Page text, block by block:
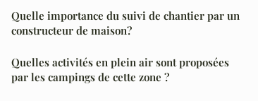
Quelle importance du suivi de chantier par un
constructeur de maison?
Quelles activités en plein air sont proposées
par les campings de cette zone ?